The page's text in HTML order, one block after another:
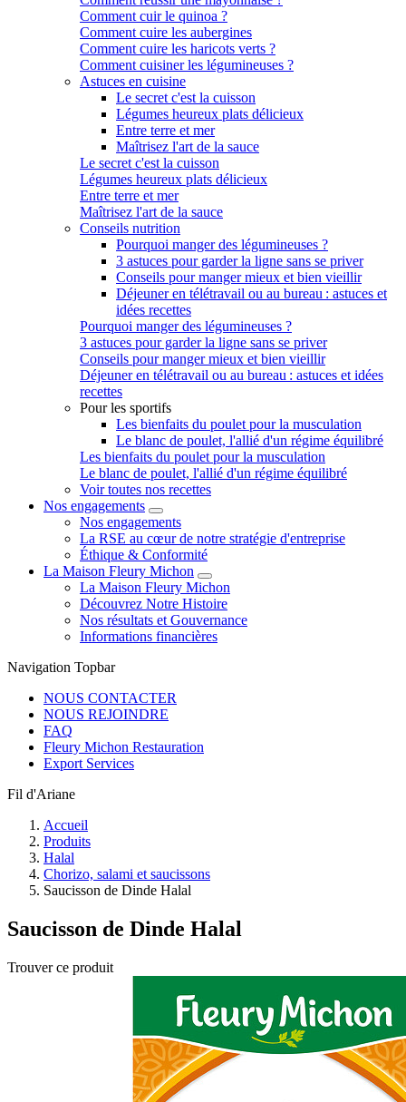
Comment cuir le quinoa ?
Comment cuire les aubergines
Comment cuire les haricots verts ?
Comment cuisiner les légumineuses ?
Astuces en cuisine
Le secret c'est la cuisson
Légumes heureux plats délicieux
Entre terre et mer
Maîtrisez l'art de la sauce
Le secret c'est la cuisson
Légumes heureux plats délicieux
Entre terre et mer
Maîtrisez l'art de la sauce
Conseils nutrition
Pourquoi manger des légumineuses ?
3 astuces pour garder la ligne sans se priver
Conseils pour manger mieux et bien vieillir
Déjeuner en télétravail ou au bureau : astuces et
idées recettes
Pourquoi manger des légumineuses ?
3 astuces pour garder la ligne sans se priver
Conseils pour manger mieux et bien vieillir
Déjeuner en télétravail ou au bureau : astuces et idées
recettes
Pour les sportifs
Les bienfaits du poulet pour la musculation
Le blanc de poulet, l'allié d'un régime équilibré
Les bienfaits du poulet pour la musculation
Le blanc de poulet, l'allié d'un régime équilibré
Voir toutes nos recettes
Nos engagements
Nos engagements
La RSE au cœur de notre stratégie d'entreprise
Éthique & Conformité
La Maison Fleury Michon
La Maison Fleury Michon
Découvrez Notre Histoire
Nos résultats et Gouvernance
Informations financières
Navigation Topbar
NOUS CONTACTER
NOUS REJOINDRE
FAQ
Fleury Michon Restauration
Export Services
Fil d'Ariane
Accueil
Produits
Halal
Chorizo, salami et saucissons
Saucisson de Dinde Halal
Saucisson de Dinde Halal
Trouver ce produit